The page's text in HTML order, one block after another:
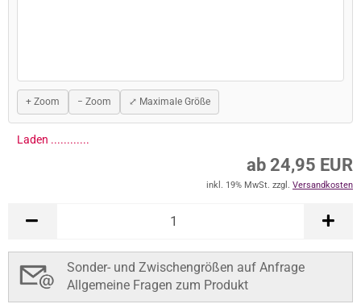
+ Zoom − Zoom ⤢ Maximale Größe
Laden .............
ab 24,95 EUR
inkl. 19% MwSt. zzgl. Versandkosten
Sonder- und Zwischengrößen auf Anfrage
Allgemeine Fragen zum Produkt